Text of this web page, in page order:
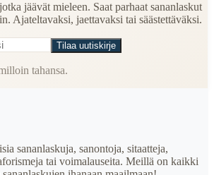
jäävät mieleen. Saat parhaat sananlaskut
Ajateltavaksi, jaettavaksi tai säästettäväksi.
Tilaa uutiskirje
tahansa.
sananlaskuja, sanontoja, sitaatteja,
tai voimalauseita. Meillä on kaikki